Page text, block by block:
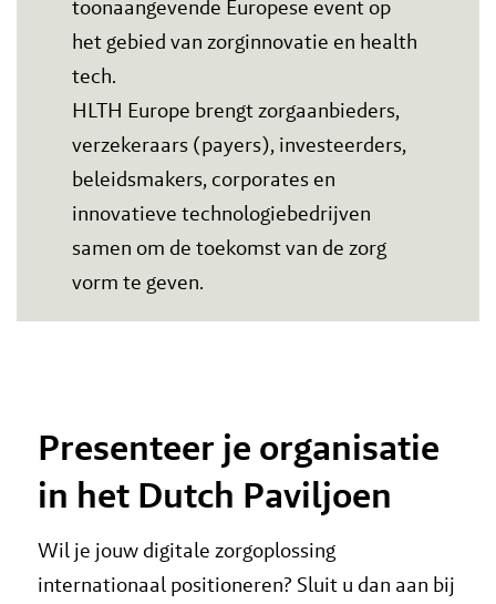
toonaangevende Europese event op
het gebied van zorginnovatie en health
tech.
HLTH Europe brengt zorgaanbieders,
verzekeraars (payers), investeerders,
beleidsmakers, corporates en
innovatieve technologiebedrijven
samen om de toekomst van de zorg
vorm te geven.
Presenteer je organisatie
in het Dutch Paviljoen
Wil je jouw digitale zorgoplossing
internationaal positioneren? Sluit u dan aan bij